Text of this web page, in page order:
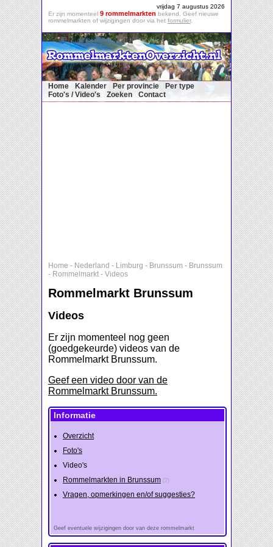
vrijdag 7 augustus 2026
Er zijn momenteel 9 rommelmarkten bekend. Geef nieuwe
rommelmarkten of wijzigingen door via het formulier.
Home Kalender Per provincie
Per type
Foto's / Video's
Zoeken Contact
Home - Nederland - Limburg - Brunssum - Brunssum
- Rommelmarkt - Videos
Rommelmarkt Brunssum
Videos
Er zijn momenteel nog geen
(goedgekeurde) videos van de
Rommelmarkt Brunssum.
Geef een video door van de
Rommelmarkt Brunssum.
Informatie
Overzicht
Foto's
Video's
Rommelmarkten in Brunssum (2)
Vragen, opmerkingen en/of suggesties?
Geef eventuele wijzigingen door van deze rommelmarkt